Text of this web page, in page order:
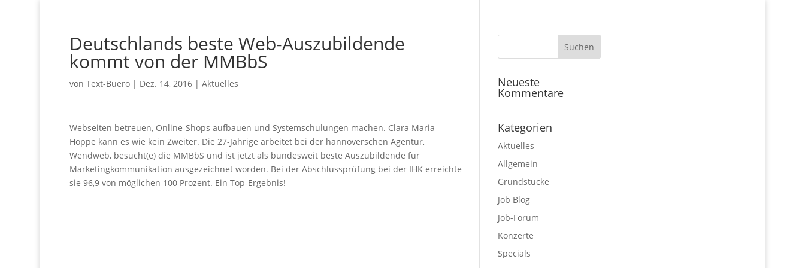
Deutschlands beste Web-Auszubildende
kommt von der MMBbS
vonText-Buero | Dez. 14, 2016 |Aktuelles
Webseiten betreuen, Online-Shops aufbauen und Systemschulungen machen. Clara Maria
Hoppe kann es wie kein Zweiter. Die 27-Jährige arbeitet bei der hannoverschen Agentur,
Wendweb, besucht(e) die MMBbS und ist jetzt als bundesweit beste Auszubildende für
Marketingkommunikation ausgezeichnet worden. Bei der Abschlussprüfung bei der IHK erreichte
sie 96,9 von möglichen 100 Prozent. Ein Top-Ergebnis!
Neueste
Kommentare
Kategorien
Aktuelles
Allgemein
Grundstücke
Job Blog
Job-Forum
Konzerte
Specials